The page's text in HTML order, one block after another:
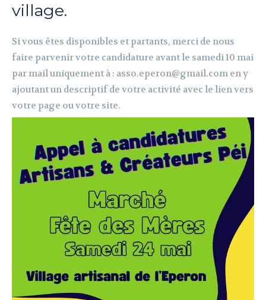
village.
Si vous êtes disponibles et partants, merci de nous
faire parvenir votre candidature avant le samedi 10 mai
par mail uniquement à : asso.eperon@gmail.com en y
ajoutant un descriptif de votre activité avec le lien vers
votre page ou votre site.